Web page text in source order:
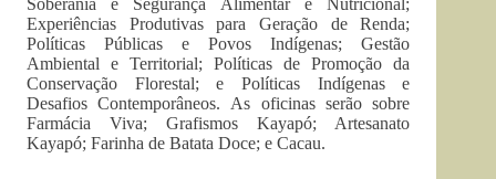
Soberania e Segurança Alimentar e Nutricional;
Experiências Produtivas para Geração de Renda;
Políticas Públicas e Povos Indígenas; Gestão
Ambiental e Territorial; Políticas de Promoção da
Conservação Florestal; e Políticas Indígenas e
Desafios Contemporâneos. As oficinas serão sobre
Farmácia Viva; Grafismos Kayapó; Artesanato
Kayapó; Farinha de Batata Doce; e Cacau.